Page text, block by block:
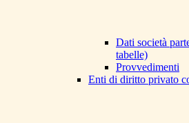
Dati società
tabelle)
Provvedimenti
Enti di diritto privato